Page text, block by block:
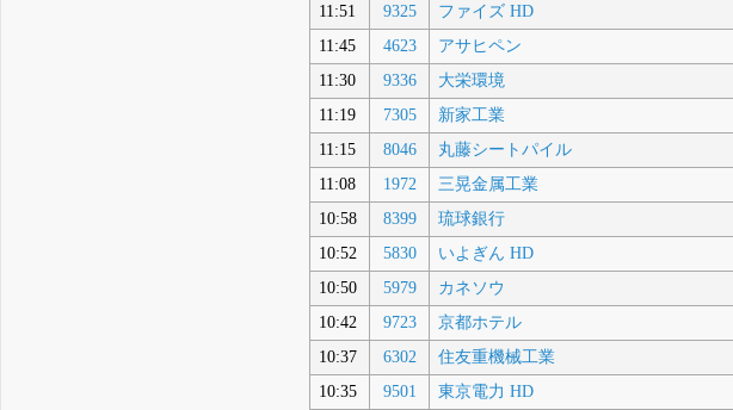
11:51
9325 ファイズ HD
11:45
4623 アサヒペン
11:30
9336 大栄環境
11:19
7305 新家工業
11:15
8046 丸藤シートパイル
11:08
1972 三晃金属工業
10:58
8399 琉球銀行
10:52
5830 いよぎん HD
10:50
5979 カネソウ
10:42
9723 京都ホテル
10:37
6302 住友重機械工業
10:35
9501 東京電力 HD